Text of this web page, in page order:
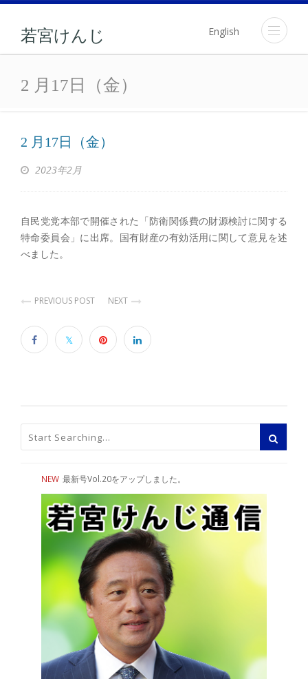
若宮けんじ English
2 月17日（金）
2 月17日（金）
2 月17日（金）
2023年2月
自民党党本部で開催された「防衛関係費の財源検討に関する
特命委員会」に出席。国有財産の有効活用に関して意見を述
べました。
PREVIOUS POST NEXT
NEW 最新号Vol.20をアップしました。